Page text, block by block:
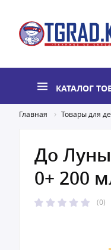
КАТАЛОГ
Главная Товары для
До
0+ 200
(0)